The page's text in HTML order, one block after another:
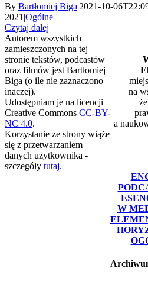
By Bartłomiej Biga|2021-10-
2021 |Ogólne|
Czytaj dalej
na
a
W
Autorem wszystkich
zamieszczonych na tej
stronie tekstów, podcastów
oraz filmów jest Bartłomiej
Biga (o ile nie zaznaczono
inaczej).
Udostępniam je na licencji
Creative Commons CC-BY-
NC 4.0.
Korzystanie ze strony wiąże
się z przetwarzaniem
danych użytkownika -
szczegóły tutaj.